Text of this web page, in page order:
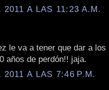
A LAS 11:23 A.M.
le va a tener que dar a los
años de perdón!! jaja.
A LAS 7:46 P.M.